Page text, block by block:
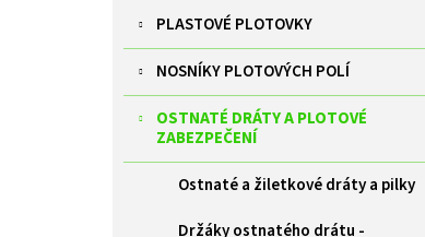
PLASTOVÉ PLOTOVKY
NOSNÍKY PLOTOVÝCH POLÍ
OSTNATÉ DRÁTY A PLOTOVÉ
ZABEZPEČENÍ
Ostnaté a žiletkové dráty a pilky
Držáky ostnatého drátu -